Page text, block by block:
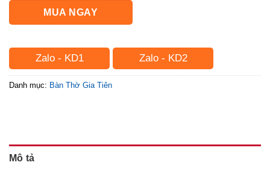
MUA NGAY
Zalo - KD1 Zalo - KD2
Danh mục: Bàn Thờ Gia Tiên
Mô tả